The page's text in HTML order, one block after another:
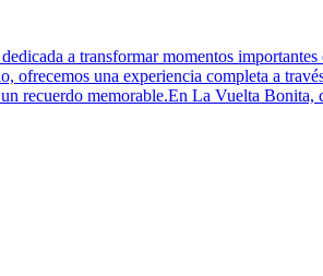
a transformar momentos
ofrecemos una experiencia completa a
recuerdo memorable.En La Vuelta